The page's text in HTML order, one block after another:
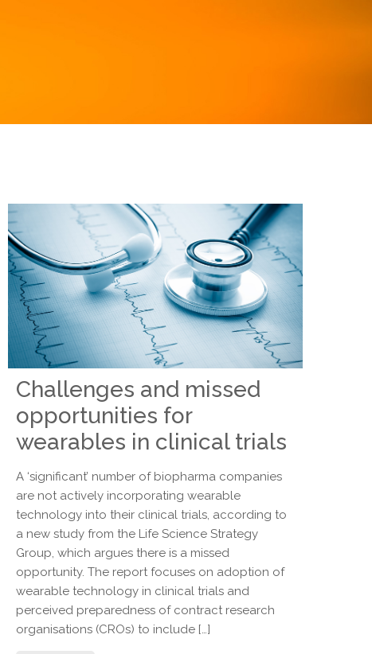
Challenges and missed
opportunities for
wearables in clinical trials
A ‘significant’ number of biopharma companies
are not actively incorporating wearable
technology into their clinical trials, according to
a new study from the Life Science Strategy
Group, which argues there is a missed
opportunity. The report focuses on adoption of
wearable technology in clinical trials and
perceived preparedness of contract research
organisations (CROs) to include […]